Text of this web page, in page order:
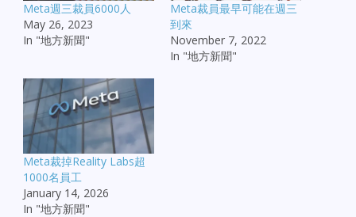
Meta週三裁員6000人
May 26, 2023
In "地方新聞"
Meta裁員最早可能在週三
到來
November 7, 2022
In "地方新聞"
Meta裁掉Reality Labs超
1000名員工
January 14, 2026
In "地方新聞"